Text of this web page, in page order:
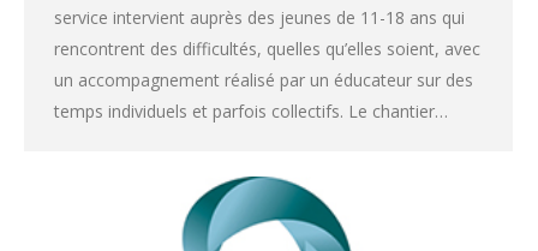
service intervient auprès des jeunes de 11-18 ans qui
rencontrent des difficultés, quelles qu’elles soient, avec
un accompagnement réalisé par un éducateur sur des
temps individuels et parfois collectifs. Le chantier…